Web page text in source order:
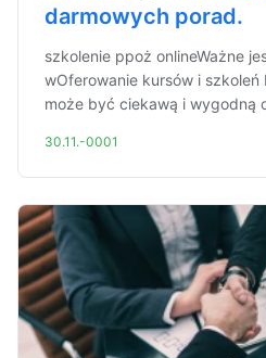
darmowych porad.
szkolenie ppoż onlineWażne
wOferowanie kursów i
może być ciekawą i wygodną
30.11.-0001